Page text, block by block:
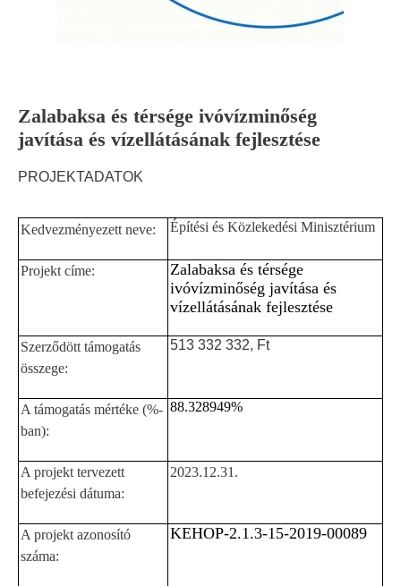
Zalabaksa és térsége ivóvízminőség
javítása és vízellátásának fejlesztése
PROJEKTADATOK
Kedvezményezett neve: Építési és Közlekedési Minisztérium
Projekt címe:
Zalabaksa és térsége
ivóvízminőség javítása és
vízellátásának fejlesztése
Szerződött támogatás
összege:
513 332 332, Ft
A támogatás mértéke (%-
ban):
88.328949%
A projekt tervezett
befejezési dátuma:
2023.12.31.
A projekt azonosító
száma:
KEHOP-2.1.3-15-2019-00089